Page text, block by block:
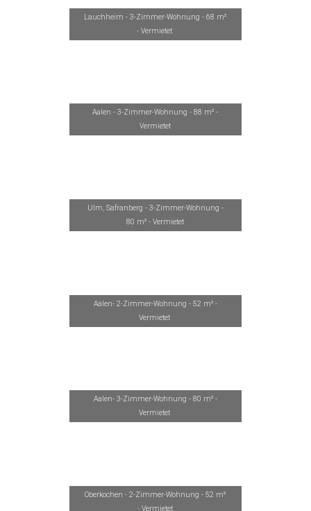
Lauchheim - 3-Zimmer-Wohnung - 68 m²
- Vermietet
Aalen - 3-Zimmer-Wohnung - 88 m² -
Vermietet
Ulm, Safranberg - 3-Zimmer-Wohnung -
80 m² - Vermietet
Aalen- 2-Zimmer-Wohnung - 52 m² -
Vermietet
Aalen- 3-Zimmer-Wohnung - 80 m² -
Vermietet
Oberkochen - 2-Zimmer-Wohnung - 52 m²
- Vermietet